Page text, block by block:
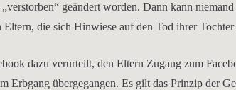
geändert worden. Dann kann
die sich Hinwiese auf den Tod ihrer
dazu verurteilt, den Eltern Zugang zum
Erbgang übergegangen. Es gilt das Prinzip der